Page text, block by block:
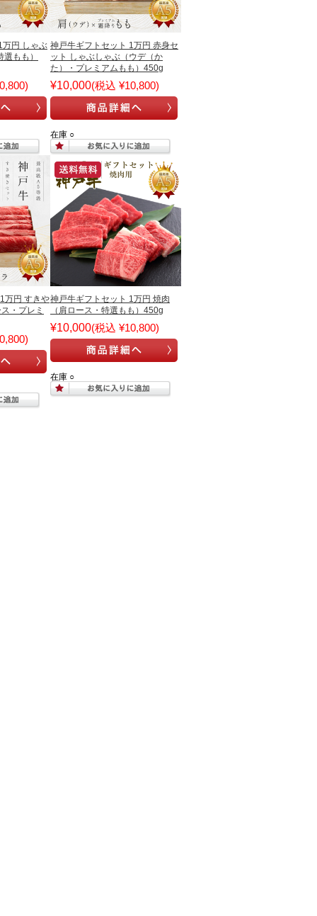
万円 しゃぶ
もも）
神戸牛ギフトセット 1万円 赤身セ
ット しゃぶしゃぶ（ウデ（か
た）・プレミアムもも）450g
¥10,000(税込 ¥10,800)
在庫 ○
万円 すきや
・プレミ
神戸牛ギフトセット 1万円 焼肉
（肩ロース・特選もも）450g
¥10,000(税込 ¥10,800)
在庫 ○